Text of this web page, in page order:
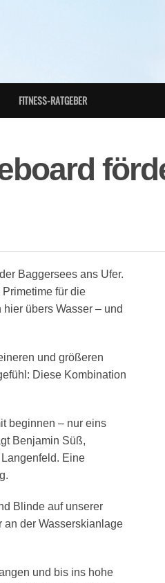
FITNESS-RATGEBER
Baggersees ans Ufer.
für die
übers Wasser – und
und größeren
Diese Kombination
beginnen – nur eins
Benjamin Süß,
Eine
Blinde auf unserer
an der Wasserskianlage
und bis ins hohe